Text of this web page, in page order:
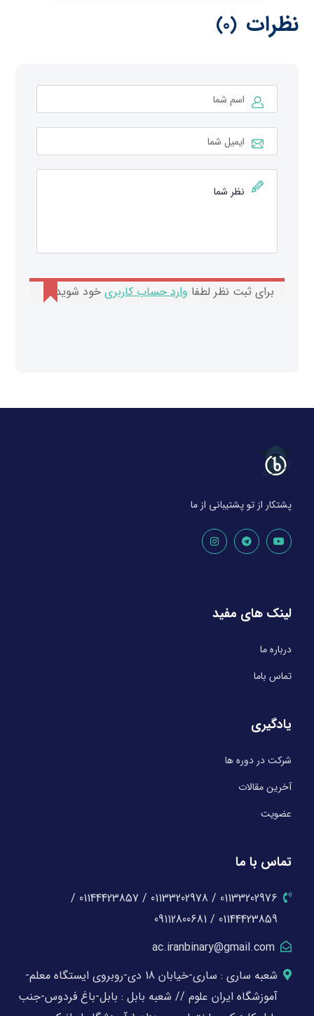
نظرات (0)
برای ثبت نظر لطفا وارد حساب کاربری خود شوید.
پشتکار از تو پشتیبانی از ما
لینک های مفید
درباره ما
تماس باما
یادگیری
شرکت در دوره ها
آخرین مقالات
عضویت
تماس با ما
01133202976 / 01133202978 / 01144423857 /
01144423859 / 09112800681
ac.iranbinary@gmail.com
شعبه ساری : ساری-خیابان 18 دی-روبروی ایستگاه معلم-
آموزشگاه ایران علوم // شعبه بابل : بابل-باغ فردوس-جنب